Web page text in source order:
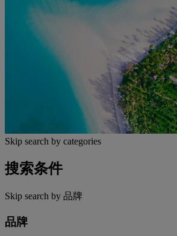
Skip search by categories
搜索条件
Skip search by 品牌
品牌